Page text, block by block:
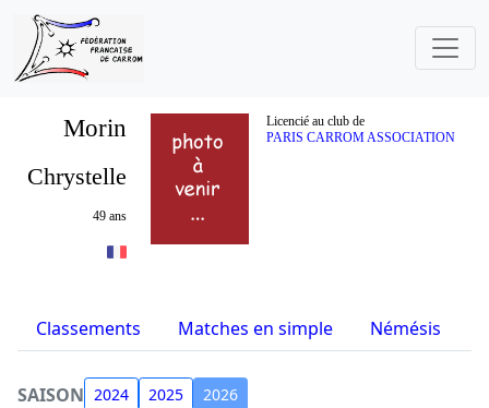
Morin
Licencié au club de
PARIS CARROM ASSOCIATION
Chrystelle
49 ans
Classements Matches en simple Némésis
SAISON 2024 2025 2026